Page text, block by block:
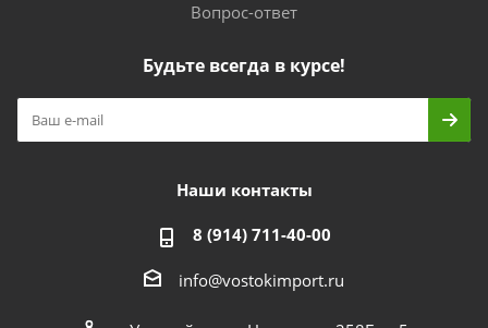
Вопрос-ответ
Будьте всегда в курсе!
Наши контакты
8 (914) 711-40-00
info@vostokimport.ru